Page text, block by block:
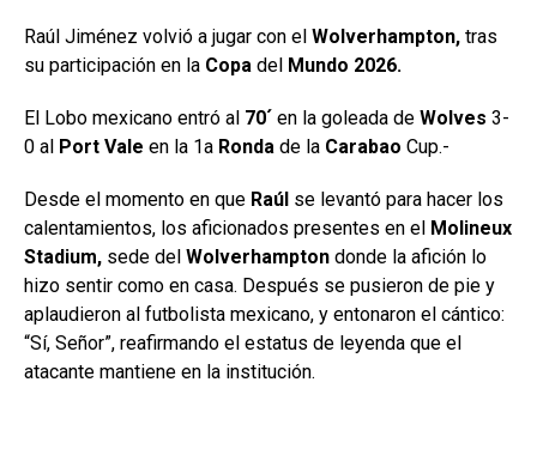
Raúl Jiménez volvió a jugar con el Wolverhampton, tras
su participación en la Copa del Mundo 2026.
El Lobo mexicano entró al 70´ en la goleada de Wolves 3-
0 al Port Vale en la 1a Ronda de la Carabao Cup.-
Desde el momento en que Raúl se levantó para hacer los
calentamientos, los aficionados presentes en el Molineux
Stadium, sede del Wolverhampton donde la afición lo
hizo sentir como en casa. Después se pusieron de pie y
aplaudieron al futbolista mexicano, y entonaron el cántico:
“Sí, Señor”, reafirmando el estatus de leyenda que el
atacante mantiene en la institución.